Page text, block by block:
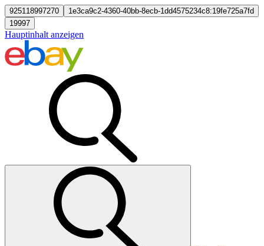
925118997270
1e3ca9c2-4360-40bb-8ecb-1dd4575234c8:19fe725a7fd
19997
Hauptinhalt anzeigen